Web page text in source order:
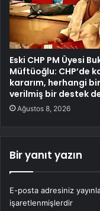
Eski CHP PM Üyesi
Müftüoğlu: CHP’de
kararım, herhangi
verilmiş bir destek
Ağustos 8, 2026
Bir yanıt yazın
E-posta adresiniz
işaretlenmişlerdir